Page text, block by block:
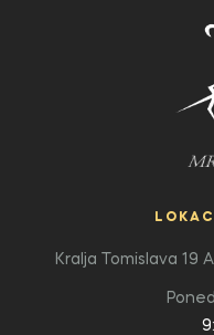
Kralja Tomislava 19 A